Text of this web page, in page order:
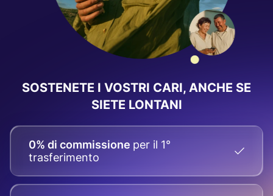
SOSTENETE I VOSTRI CARI, ANCHE SE
SIETE LONTANI
0% di commissione per il 1°
trasferimento